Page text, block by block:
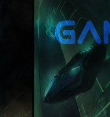
HOME